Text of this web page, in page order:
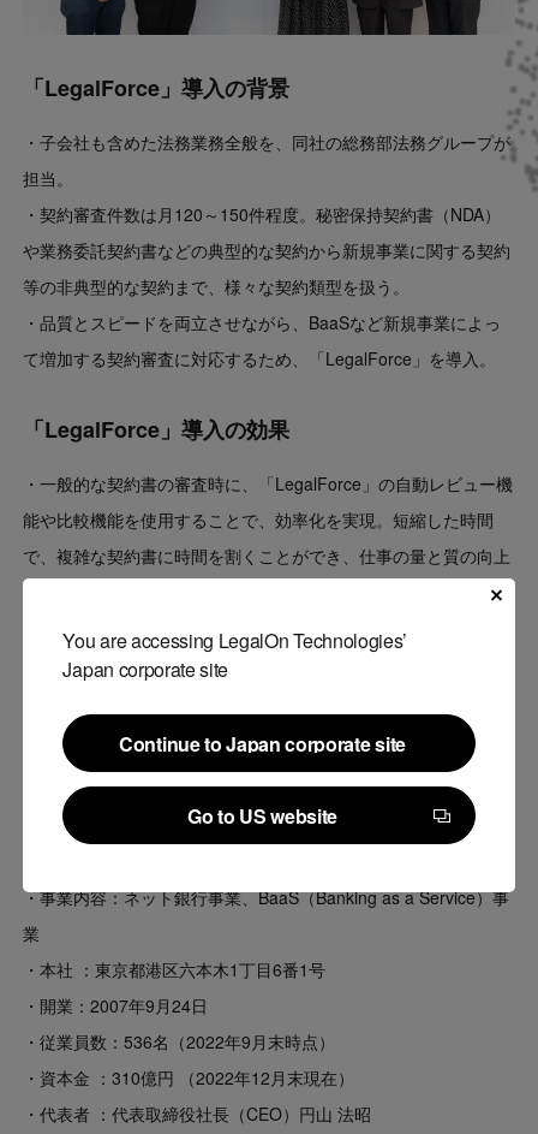
You are accessing LegalOn Technologies’
Japan corporate site
Continue to Japan corporate site
Continue to Japan corporate site
Go to US website
Go to US website
「LegalForce」導入の背景
・子会社も含めた法務業務全般を、同社の総務部法務グループが
担当。
・契約審査件数は月120～150件程度。秘密保持契約書（NDA）
や業務委託契約書などの典型的な契約から新規事業に関する契約
等の非典型的な契約まで、様々な契約類型を扱う。
・品質とスピードを両立させながら、BaaSなど新規事業によっ
て増加する契約審査に対応するため、「LegalForce」を導入。
「LegalForce」導入の効果
・一般的な契約書の審査時に、「LegalForce」の自動レビュー機
能や比較機能を使用することで、効率化を実現。短縮した時間
で、複雑な契約書に時間を割くことができ、仕事の量と質の向上
・過去の類似案件や自社のひな形との差分を抽出するために比較
機能を活用し、時間短縮。
の内容で契約を締結する際に重宝。
住信SBIネット銀行株式会社 会社概要
・事業内容：ネット銀行事業、BaaS（Banking as a Service）事
業
・本社 ：東京都港区六本木1丁目6番1号
・開業：2007年9月24日
・従業員数：536名（2022年9月末時点）
・資本金 ：310億円 （2022年12月末現在）
・代表者 ：代表取締役社長（CEO）円山 法昭